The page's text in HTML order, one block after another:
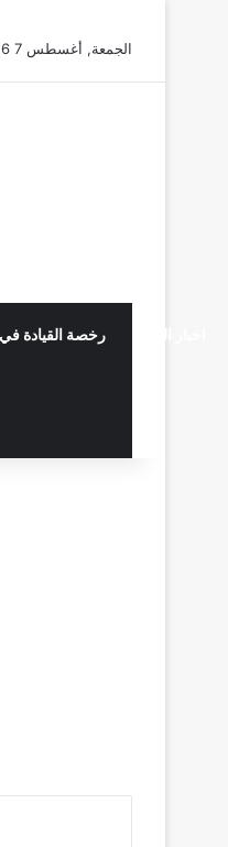
الجمعة, أغسطس 7 2026
رخصة القيادة في